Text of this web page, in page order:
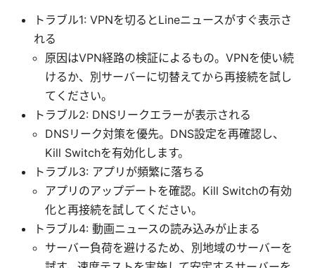
トラブル1: VPNを切るとLineニュースがすぐ表示さ
れる
原因はVPN経路の検証によるもの。VPNを使い続
けるか、別サーバーに切替えてから再接続を試し
てください。
トラブル2: DNSリークエラーが表示される
DNSリーク対策を優先。DNS設定を再確認し、
Kill Switchを有効化します。
トラブル3: アプリが頻繁に落ちる
アプリのアップデートを確認。Kill Switchの有効
化と再接続を試してください。
トラブル4: 動画ニュースの読み込みが止まる
サーバー負荷を避けるため、別地域のサーバーを